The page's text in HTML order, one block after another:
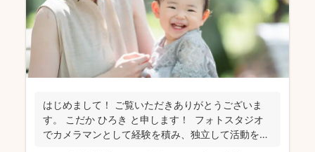
はじめまして！ ご覧いただきありがとうございま
す。 こだか ひろき と申します！ フォトスタジオ
でカメラマンとして経験を積み、独立して活動を始